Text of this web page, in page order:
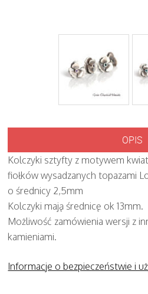
OPIS
Kolczyki sztyfty z motywem
fiołków wysadzanych topazami
o średnicy 2,5mm
Kolczyki mają średnicę ok 13mm.
Możliwość zamówienia wersji z
kamieniami.
Informacje o bezpieczeństwie i